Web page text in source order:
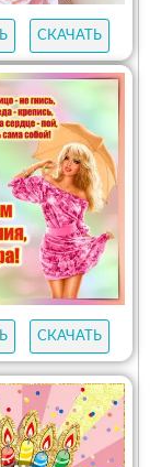
СКАЧАТЬ
СКАЧАТЬ